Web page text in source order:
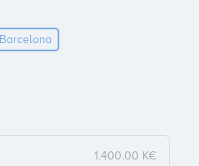
Barcelona
1.400,00 K€